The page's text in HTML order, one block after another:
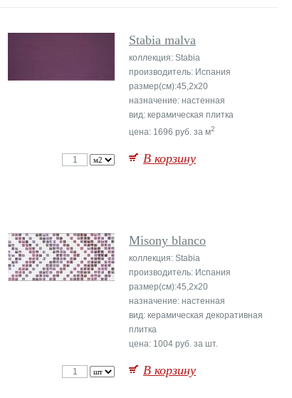
Stabia malva
коллекция: Stabia
производитель: Испания
размер(см):45,2x20
назначение: настенная
вид: керамическая плитка
цена: 1696 руб. за м2
В корзину
Misony blanco
коллекция: Stabia
производитель: Испания
размер(см):45,2x20
назначение: настенная
вид: керамическая декоративная
плитка
цена: 1004 руб. за шт.
В корзину